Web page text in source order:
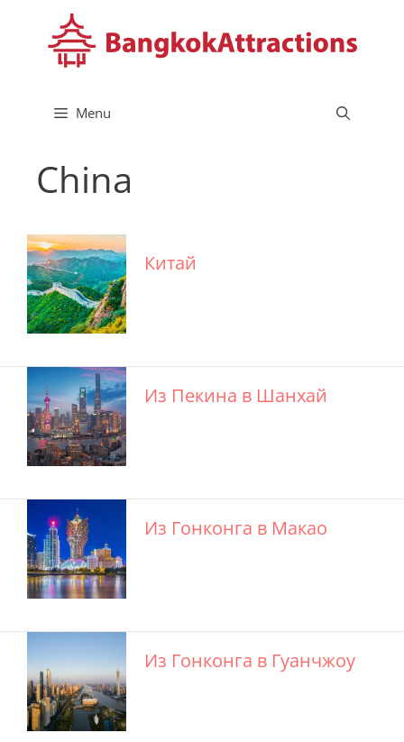
content
Menu
China
Китай
Из Пекина в Шанхай
Из Гонконга в Макао
Из Гонконга в Гуанчжоу